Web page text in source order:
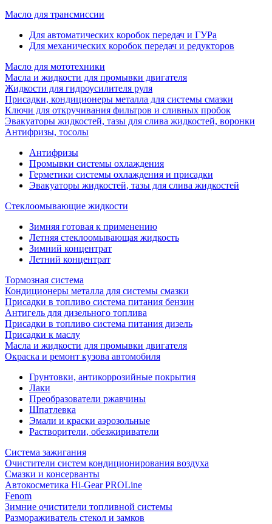
Масло для трансмиссии
Для автоматических коробок передач и ГУРа
Для механических коробок передач и редукторов
Масло для мототехники
Масла и жидкости для промывки двигателя
Жидкости для гидроусилителя руля
Присадки, кондиционеры металла для системы смазки
Ключи для откручивания фильтров и сливных пробок
Эвакуаторы жидкостей, тазы для слива жидкостей, воронки
Антифризы, тосолы
Антифризы
Промывки системы охлаждения
Герметики системы охлаждения и присадки
Эвакуаторы жидкостей, тазы для слива жидкостей
Стеклоомывающие жидкости
Зимняя готовая к применению
Летняя стеклоомывающая жидкость
Зимний концентрат
Летний концентрат
Тормозная система
Кондиционеры металла для системы смазки
Присадки в топливо система питания бензин
Антигель для дизельного топлива
Присадки в топливо система питания дизель
Присадки к маслу
Масла и жидкости для промывки двигателя
Окраска и ремонт кузова автомобиля
Грунтовки, антикоррозийные покрытия
Лаки
Преобразователи ржавчины
Шпатлевка
Эмали и краски аэрозольные
Растворители, обезжириватели
Система зажигания
Очистители систем кондиционирования воздуха
Смазки и консерванты
Автокосметика Hi-Gear PROLine
Fenom
Зимние очистители топливной системы
Размораживатель стекол и замков